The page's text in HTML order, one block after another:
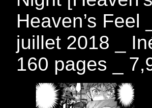
Heaven’s
juillet 2018 _
160 pages _